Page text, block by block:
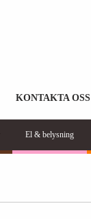
KONTAKTA OSS
El & belysning